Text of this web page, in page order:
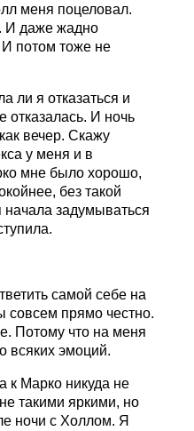
меня поцеловал.
И даже жадно
И потом тоже не
ли я отказаться и
отказалась. И ночь
вечер. Скажу
у меня и в
мне было хорошо,
без такой
начала задумываться
самой себе на
совсем прямо честно.
Потому что на меня
всяких эмоций.
к Марко никуда не
такими яркими, но
ночи с Холлом. Я